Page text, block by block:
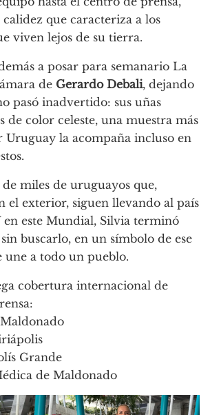
que caracteriza a los
viven lejos de su tierra.
a posar para semanario La
de Gerardo Debali, dejando
pasó inadvertido: sus uñas
de color celeste, una muestra más
Uruguay la acompaña incluso en
de miles de uruguayos que,
el exterior, siguen llevando al país
en este Mundial, Silvia terminó
buscarlo, en un símbolo de ese
une a todo un pueblo.
cobertura internacional de
Grande
de Maldonado